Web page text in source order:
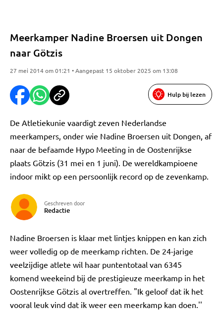
Meerkamper Nadine Broersen uit Dongen
naar Götzis
27 mei 2014 om 01:21 • Aangepast 15 oktober 2025 om 13:08
Hulp bij lezen
De Atletiekunie vaardigt zeven Nederlandse
meerkampers, onder wie Nadine Broersen uit Dongen, af
naar de befaamde Hypo Meeting in de Oostenrijkse
plaats Götzis (31 mei en 1 juni). De wereldkampioene
indoor mikt op een persoonlijk record op de zevenkamp.
Geschreven door
Redactie
Nadine Broersen is klaar met lintjes knippen en kan zich
weer volledig op de meerkamp richten. De 24-jarige
veelzijdige atlete wil haar puntentotaal van 6345
komend weekeind bij de prestigieuze meerkamp in het
Oostenrijkse Götzis al overtreffen. "Ik geloof dat ik het
vooral leuk vind dat ik weer een meerkamp kan doen.''